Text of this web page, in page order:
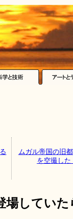
ムガル帝国の旧
を空撮し
場してい